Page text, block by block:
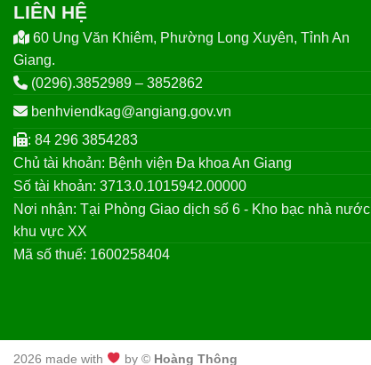
LIÊN HỆ
60 Ung Văn Khiêm, Phường Long Xuyên, Tỉnh An
Giang.
(0296).3852989 – 3852862
benhviendkag@angiang.gov.vn
: 84 296 3854283
Chủ tài khoản: Bệnh viện Đa khoa An Giang
Số tài khoản: 3713.0.1015942.00000
Nơi nhận: Tại Phòng Giao dịch số 6 - Kho bạc nhà nước
khu vực XX
Mã số thuế: 1600258404
2026 made with by © Hoàng Thông